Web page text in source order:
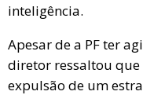
inteligência.
Apesar de a PF ter
diretor ressaltou
expulsão de um